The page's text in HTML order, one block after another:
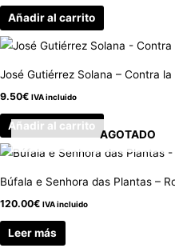
Añadir al carrito
José Gutiérrez Solana – Contra
9.50€ IVA incluido
Añadir al carrito
AGOTADO
Búfala e Senhora das Plantas –
120.00€ IVA incluido
Leer más